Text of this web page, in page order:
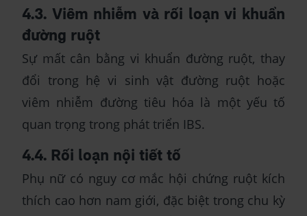
4.3. Viêm nhiễm và rối loạn vi khuẩn
đường ruột
Sự mất cân bằng vi khuẩn đường ruột, thay
đổi trong hệ vi sinh vật đường ruột hoặc
viêm nhiễm đường tiêu hóa là một yếu tố
quan trọng trong phát triển IBS.
4.4. Rối loạn nội tiết tố
Phụ nữ có nguy cơ mắc hội chứng ruột kích
thích cao hơn nam giới, đặc biệt trong chu kỳ